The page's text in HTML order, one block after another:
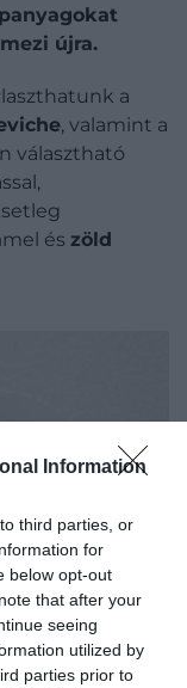
Information
third parties, or
for
below opt-out
that after your
seeing
utilized by
parties prior to
újra.
a
, valamint a
választható
mel és zöld